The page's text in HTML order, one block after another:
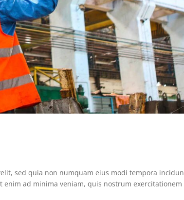
sed quia non numquam eius modi tempora
ad minima veniam, quis nostrum exercitationem